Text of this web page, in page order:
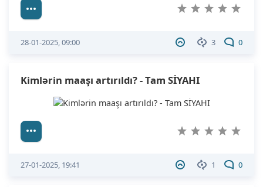
3 0
28-01-2025, 09:00
Kimlərin maaşı artırıldı? - Tam SİYAHI
1 0
27-01-2025, 19:41